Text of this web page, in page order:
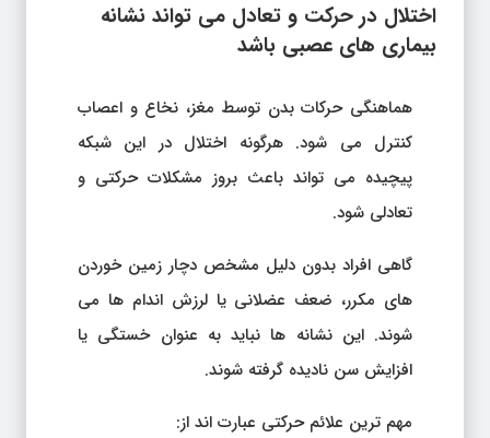
اختلال در حرکت و تعادل می تواند نشانه
بیماری های عصبی باشد
هماهنگی حرکات بدن توسط مغز، نخاع و اعصاب
کنترل می شود. هرگونه اختلال در این شبکه
پیچیده می تواند باعث بروز مشکلات حرکتی و
تعادلی شود.
گاهی افراد بدون دلیل مشخص دچار زمین خوردن
های مکرر، ضعف عضلانی یا لرزش اندام ها می
شوند. این نشانه ها نباید به عنوان خستگی یا
افزایش سن نادیده گرفته شوند.
مهم ترین علائم حرکتی عبارت اند از: